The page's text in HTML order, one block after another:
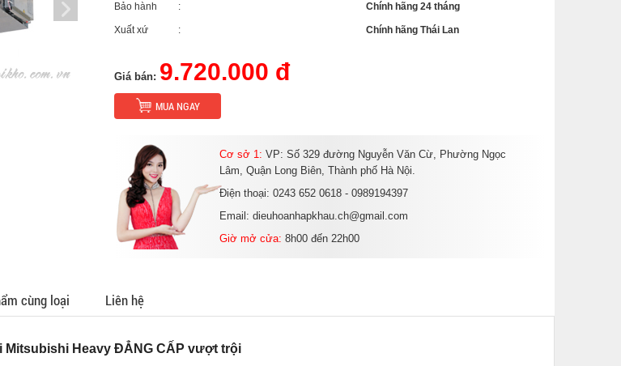
Bảo hành : Chính hãng 24 tháng
Xuất xứ : Chính hãng Thái Lan
Giá bán: 9.720.000 đ
MUA NGAY
Cơ sở 1: VP: Số 329 đường Nguyễn Văn Cừ, Phường Ngọc
Lâm, Quận Long Biên, Thành phố Hà Nội.
Điện thoại: 0243 652 0618 - 0989194397
Email: dieuhoanhapkhau.ch@gmail.com
Giờ mở cửa: 8h00 đến 22h00
cùng loại Liên hệ
Mitsubishi Heavy ĐẲNG CẤP vượt trội